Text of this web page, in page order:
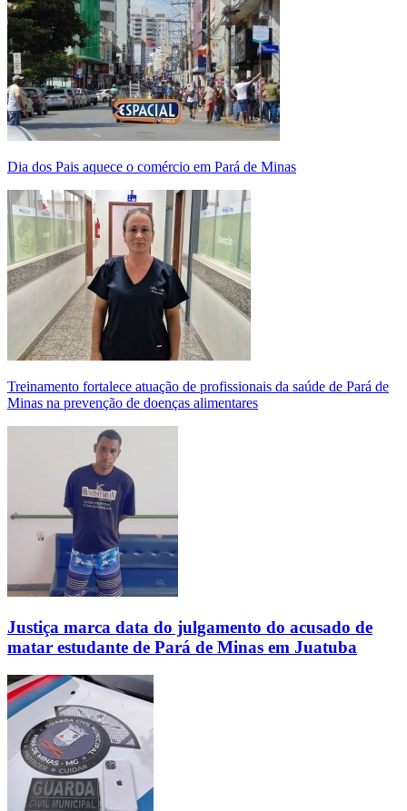
Dia dos Pais aquece o comércio em Pará de Minas
Treinamento fortalece atuação de profissionais da saúde de Pará de
Minas na prevenção de doenças alimentares
Justiça marca data do julgamento do acusado de
matar estudante de Pará de Minas em Juatuba